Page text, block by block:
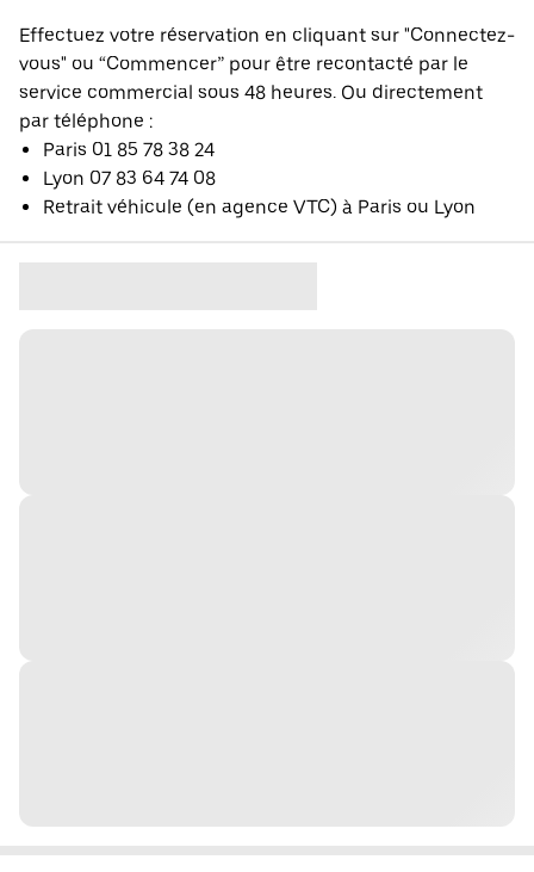
Effectuez votre réservation en cliquant sur "Connectez-
vous" ou “Commencer” pour être recontacté par le
service commercial sous 48 heures. Ou directement
par téléphone :
Paris 01 85 78 38 24
Lyon 07 83 64 74 08
Retrait véhicule (en agence VTC) à Paris ou Lyon